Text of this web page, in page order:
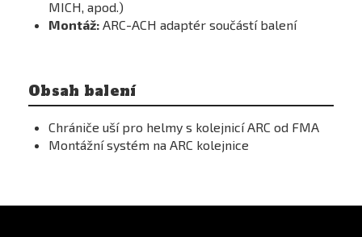
MICH, apod.)
Montáž: ARC-ACH adaptér součástí balení
Obsah balení
Chrániče uší pro helmy s kolejnicí ARC od FMA
Montážní systém na ARC kolejnice